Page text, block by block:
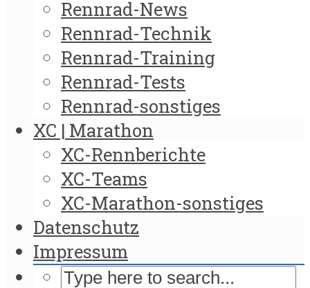
Rennrad-News
Rennrad-Technik
Rennrad-Training
Rennrad-Tests
Rennrad-sonstiges
XC | Marathon
XC-Rennberichte
XC-Teams
XC-Marathon-sonstiges
Datenschutz
Impressum